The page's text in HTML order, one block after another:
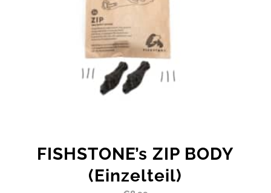
FISHSTONE’s ZIP BODY
(Einzelteil)